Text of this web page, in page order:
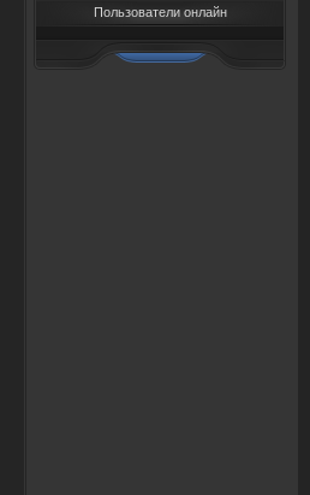
Пользователи онлайн